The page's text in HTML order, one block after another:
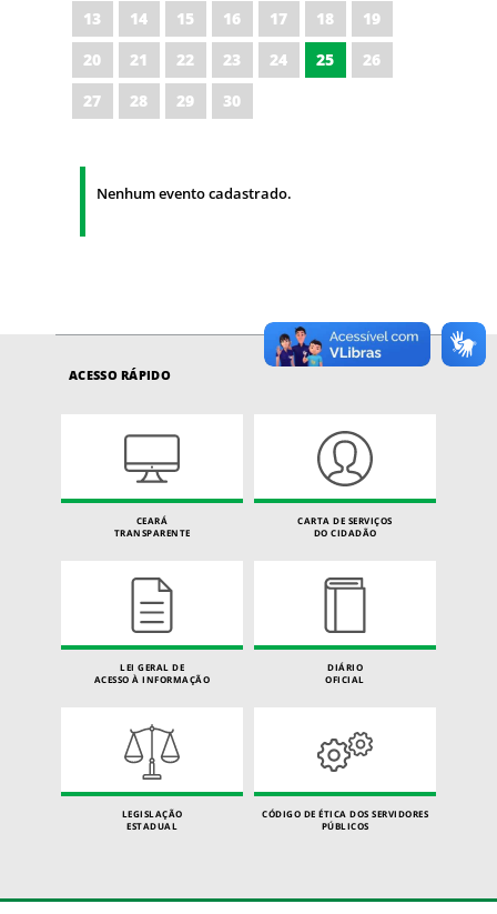
13
14 15 16 17 18
19
20
21 22 23 24 25
26
27
28 29 30
Nenhum evento cadastrado.
ACESSO RÁPIDO
CEARÁ
TRANSPARENTE
CARTA DE SERVIÇOS
DO CIDADÃO
LEI GERAL DE
ACESSO À INFORMAÇÃO
DIÁRIO
OFICIAL
LEGISLAÇÃO
ESTADUAL
CÓDIGO DE ÉTICA DOS SERVIDORES
PÚBLICOS